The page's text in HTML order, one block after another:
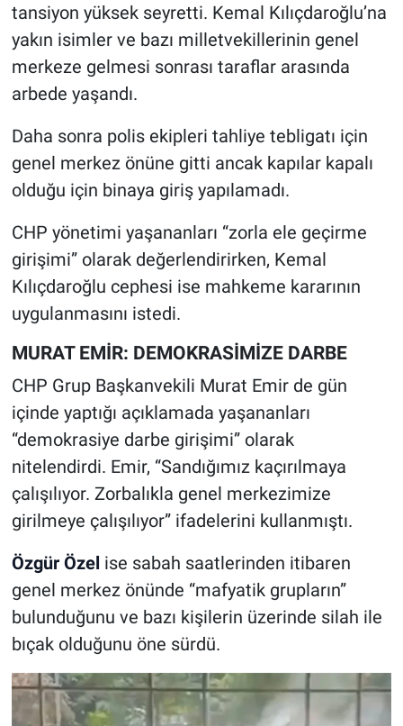
tansiyon yüksek seyretti. Kemal Kılıçdaroğlu’na
yakın isimler ve bazı milletvekillerinin genel
merkeze gelmesi sonrası taraflar arasında
arbede yaşandı.
Daha sonra polis ekipleri tahliye tebligatı için
genel merkez önüne gitti ancak kapılar kapalı
olduğu için binaya giriş yapılamadı.
CHP yönetimi yaşananları “zorla ele geçirme
girişimi” olarak değerlendirirken, Kemal
Kılıçdaroğlu cephesi ise mahkeme kararının
uygulanmasını istedi.
MURAT EMİR: DEMOKRASİMİZE DARBE
CHP Grup Başkanvekili Murat Emir de gün
içinde yaptığı açıklamada yaşananları
“demokrasiye darbe girişimi” olarak
nitelendirdi. Emir, “Sandığımız kaçırılmaya
çalışılıyor. Zorbalıkla genel merkezimize
girilmeye çalışılıyor” ifadelerini kullanmıştı.
Özgür Özel ise sabah saatlerinden itibaren
genel merkez önünde “mafyatik grupların”
bulunduğunu ve bazı kişilerin üzerinde silah ile
bıçak olduğunu öne sürdü.